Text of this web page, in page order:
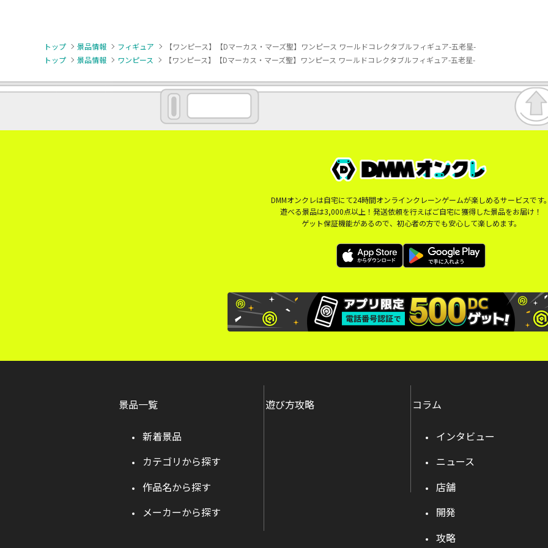
トップ 景品情報 フィギュア
【ワンピース】【Dマーカス・マーズ聖】ワンピース ワールドコレクタブルフィギュア-五老星-
トップ
景品情報 ワンピース 【ワンピース】【Dマーカス・マーズ聖】ワンピース ワールドコレクタブルフィギュア-五老星-
DMMオンクレは自宅にて24時間オンラインクレーンゲームが楽しめるサービスです
遊べる景品は3,000点以上！発送依頼を行えばご自宅に獲得した景品をお届け！
ゲット保証機能があるので、初心者の方でも安心して楽しめます。
景品一覧
新着景品
カテゴリから探す
作品名から探す
メーカーから探す
遊び方攻略 コラム
インタビュー
ニュース
店舗
開発
攻略